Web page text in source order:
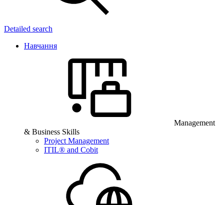
Detailed search
Навчання
Management
& Business Skills
Project Management
ITIL® and Cobit